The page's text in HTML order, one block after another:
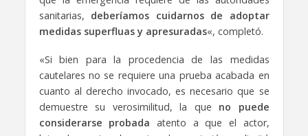
sanitarias, deberíamos cuidarnos de adoptar
medidas superfluas y apresuradas«, completó.
«Si bien para la procedencia de las medidas
cautelares no se requiere una prueba acabada en
cuanto al derecho invocado, es necesario que se
demuestre su verosimilitud, la que no puede
considerarse probada atento a que el actor,